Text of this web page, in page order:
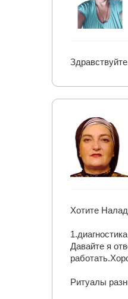
Хотите
Давайте я
Ритуалы